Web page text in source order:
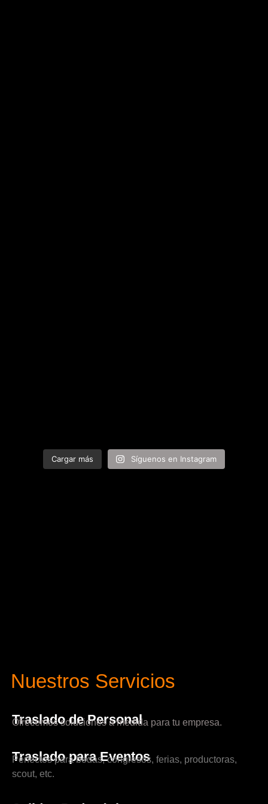
Cargar más Síguenos en Instagram
Nuestros Servicios
Traslado de Personal
Ofrecemos soluciones a medida para tu empresa.
Traslado para Eventos
Perfectos para bodas, congresos, ferias, productoras,
scout, etc.